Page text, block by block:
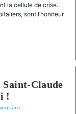
et
la
la cellule de crise.
sont l’honneur
Saint-Claude
!
on